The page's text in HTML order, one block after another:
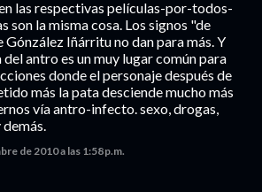
las respectivas películas-por-todos-
son la misma cosa. Los signos "de
Gónzález Iñárritu no dan para más. Y
del antro es un muy lugar común para
donde el personaje después de
más la pata desciende mucho más
vía antro-infecto. sexo, drogas,
de 2010 a las 1:58 p.m.